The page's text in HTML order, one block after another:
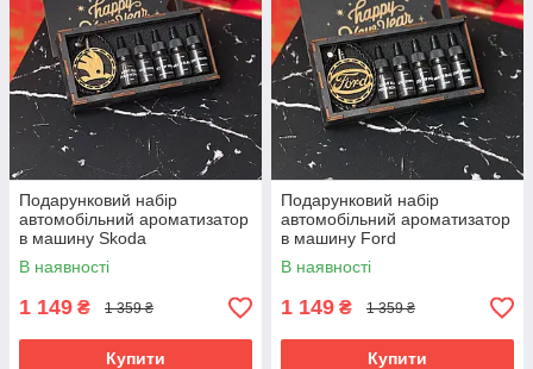
Подарунковий набір
автомобільний ароматизатор
в машину Skoda
В наявності
1 149 ₴ 1 359 ₴
Купити
Подарунковий набір
автомобільний ароматизатор
в машину Ford
В наявності
1 149 ₴ 1 359 ₴
Купити